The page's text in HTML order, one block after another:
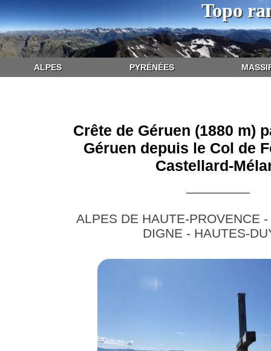
Topo
ALPES PYRÉNÉES
Crête de Géruen (1880 m)
Géruen depuis le Col de
Castellard-
ALPES DE HAUTE-PROVENCE
DIGNE - HAUTES-